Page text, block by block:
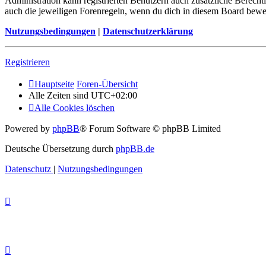
auch die jeweiligen Forenregeln, wenn du dich in diesem Board
Nutzungsbedingungen | Datenschutzerklärung
Registrieren
Hauptseite Foren-Übersicht
Alle Zeiten sind UTC+02:00
Alle Cookies löschen
Powered by phpBB® Forum Software © phpBB Limited
Deutsche Übersetzung durch phpBB.de
Datenschutz | Nutzungsbedingungen